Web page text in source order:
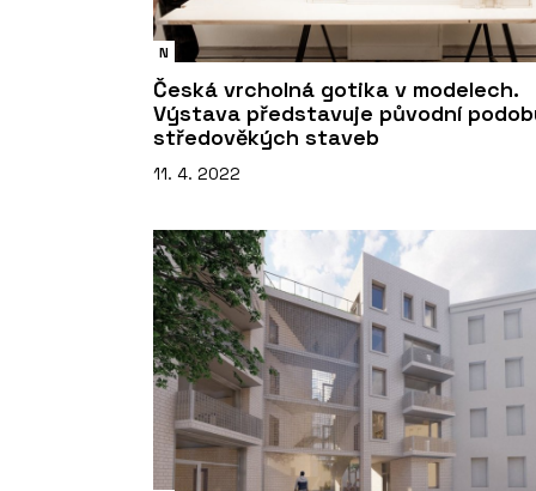
N
Česká vrcholná gotika v modelech.
Výstava představuje původní
středověkých staveb
11. 4. 2022